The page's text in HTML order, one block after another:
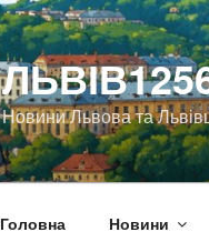
Новини Львова та
Головна Новини